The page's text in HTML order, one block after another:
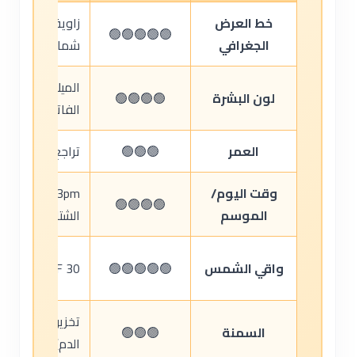
خط العرض
الجغرافي
🟢🟢🟢🟢🟢 شمال/جنوب
لون البشرة 🟢🟢🟢🟢
الفاتحة 40%)
العمر
🟢🟢🟢
تراجع 7-ديهايدروكوليسترول (70% أقل عند 70 سنة)
وقت اليوم/
الموسم
🟢🟢🟢🟢 الشتاء
واقي الشمس 🟢🟢🟢🟢🟢 SPF 30 يقلل التصنيع بنسبة 95-98%
السمنة 🟢🟢🟢
تخزين
الدم)